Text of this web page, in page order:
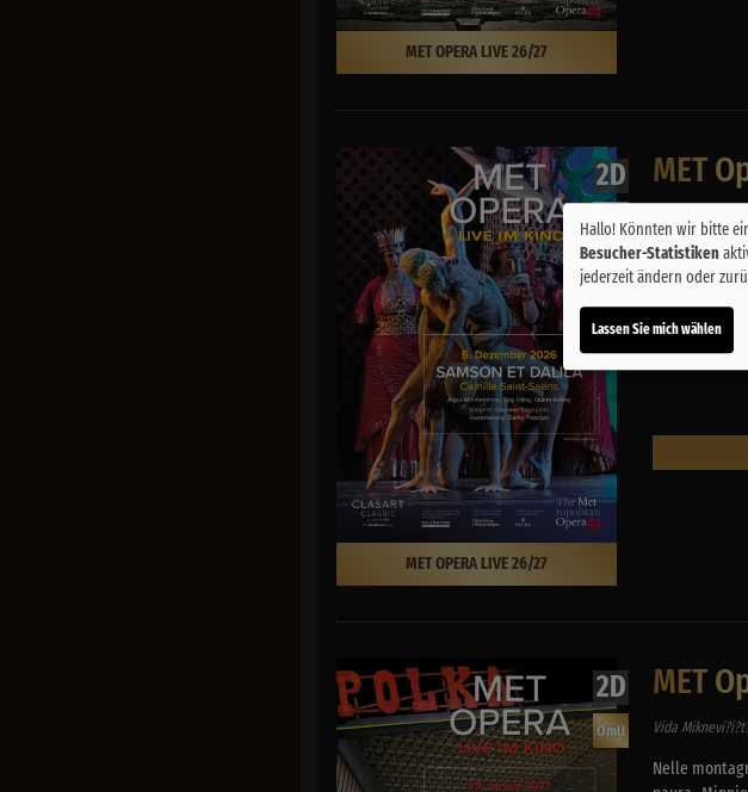
MET OPERA LIVE 26/27
2D
OmU
MET OPERA LIVE 26/27
MET
Aigul
A la
affrontement
Altersfreigabe:
2D
OmU
MET
Vida
Nelle
Hallo! Könnten wir bitte
Besucher-Statistiken
jederzeit ändern oder
Lassen Sie mich wählen